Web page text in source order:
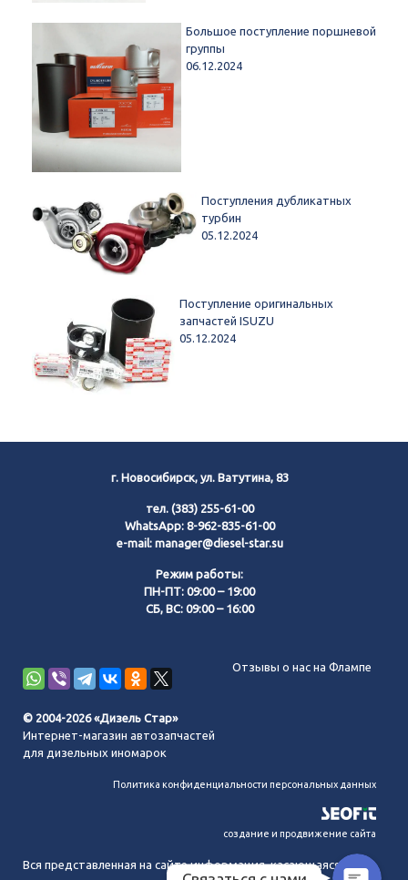
Большое поступление поршневой
группы
06.12.2024
Поступления дубликатных
турбин
05.12.2024
Поступление оригинальных
запчастей ISUZU
05.12.2024
г. Новосибирск, ул. Ватутина, 83
тел. (383) 255-61-00
WhatsApp: 8-962-835-61-00
e-mail: manager@diesel-star.su
Режим работы:
ПН-ПТ: 09:00 – 19:00
СБ, ВС: 09:00 – 16:00
Отзывы о нас на Флампе
© 2004-2026 «Дизель Стар»
Интернет-магазин автозапчастей
для дизельных иномарок
Политика конфиденциальности персональных данных
создание и продвижение сайта
Вся представленная на сайте информация, касающаяся